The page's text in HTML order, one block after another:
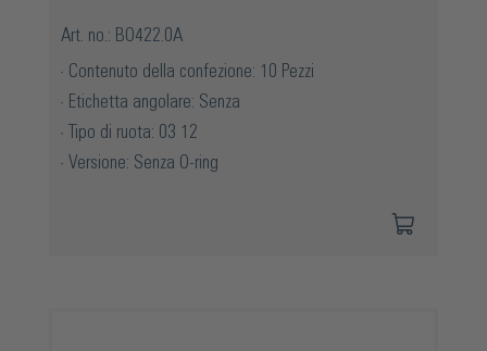
Art. no.: BO422.0A
Contenuto della confezione: 10 Pezzi
Etichetta angolare: Senza
Tipo di ruota: 03 12
Versione: Senza O-ring